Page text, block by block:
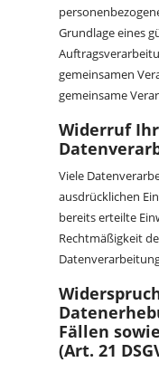
Grundlage eines
gemeinsamen
gemeinsame
Widerruf
Viele
ausdrücklichen
bereits erteilte
Rechtmäßigkeit
Fällen
(Art. 21